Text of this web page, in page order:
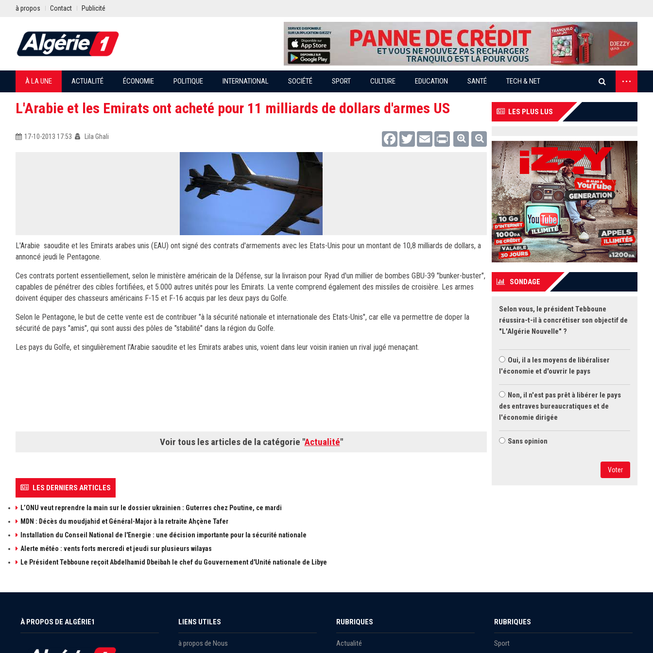
à propos Contact Publicité
À LA UNE ACTUALITÉ ÉCONOMIE POLITIQUE INTERNATIONAL SOCIÉTÉ SPORT CULTURE EDUCATION SANTÉ TECH & NET
...
L'Arabie et les Emirats ont acheté pour 11 milliards de dollars d'armes US
17-10-2013 17:53 Lila Ghali FacebookTwitter Email Print
L'Arabie saoudite et les Emirats arabes unis (EAU) ont signé des contrats d'armements avec les Etats-Unis pour un montant de 10,8 milliards de dollars, a
annoncé jeudi le Pentagone.
Ces contrats portent essentiellement, selon le ministère américain de la Défense, sur la livraison pour Ryad d'un millier de bombes GBU-39 "bunker-buster",
capables de pénétrer des cibles fortifiées, et 5.000 autres unités pour les Emirats. La vente comprend également des missiles de croisière. Les armes
doivent équiper des chasseurs américains F-15 et F-16 acquis par les deux pays du Golfe.
Selon le Pentagone, le but de cette vente est de contribuer "à la sécurité nationale et internationale des Etats-Unis", car elle va permettre de doper la
sécurité de pays "amis", qui sont aussi des pôles de "stabilité" dans la région du Golfe.
Les pays du Golfe, et singulièrement l'Arabie saoudite et les Emirats arabes unis, voient dans leur voisin iranien un rival jugé menaçant.
Voir tous les articles de la catégorie "Actualité"
LES DERNIERS ARTICLES
L’ONU veut reprendre la main sur le dossier ukrainien : Guterres chez Poutine, ce mardi
MDN : Décès du moudjahid et Général-Major à la retraite Ahçène Tafer
Installation du Conseil National de l'Energie : une décision importante pour la sécurité nationale
Alerte météo : vents forts mercredi et jeudi sur plusieurs wilayas
Le Président Tebboune reçoit Abdelhamid Dbeibah le chef du Gouvernement d'Unité nationale de Libye
LES PLUS LUS
SONDAGE
Selon vous, le président Tebboune
réussira-t-il à concrétiser son objectif de
"L'Algérie Nouvelle" ?
Oui, il a les moyens de libéraliser
l'économie et d'ouvrir le pays
Non, il n'est pas prêt à libérer le pays
des entraves bureaucratiques et de
l'économie dirigée
Sans opinion
Voter
À PROPOS DE ALGÉRIE1 LIENS UTILES
à propos de Nous
RUBRIQUES
Actualité
RUBRIQUES
Sport